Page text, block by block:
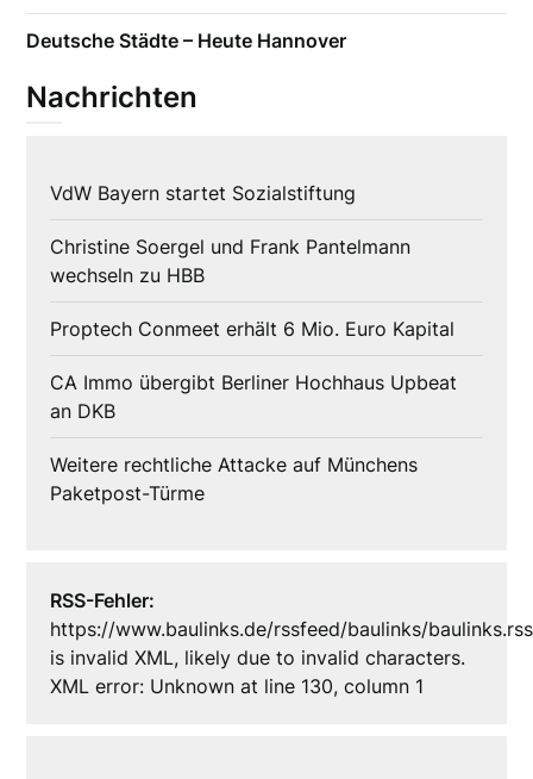
Deutsche Städte – Heute Hannover
Nachrichten
VdW Bayern startet Sozialstiftung
Christine Soergel und Frank Pantelmann
wechseln zu HBB
Proptech Conmeet erhält 6 Mio. Euro Kapital
CA Immo übergibt Berliner Hochhaus Upbeat
an DKB
Weitere rechtliche Attacke auf Münchens
Paketpost-Türme
RSS-Fehler:
https://www.baulinks.de/rssfeed/baulinks/baulinks.rss
is invalid XML, likely due to invalid characters.
XML error: Unknown at line 130, column 1